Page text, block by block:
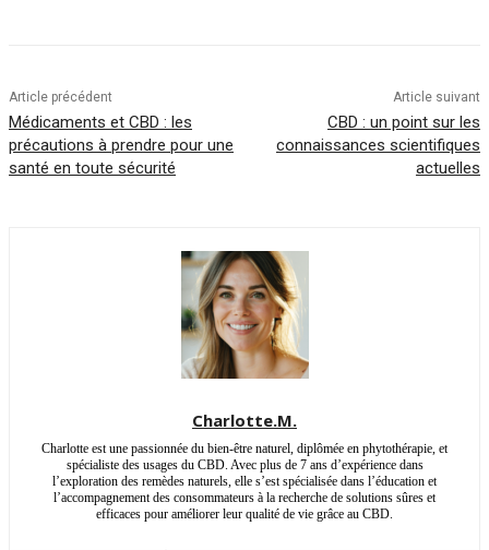
Article précédent
Médicaments et CBD : les
précautions à prendre pour une
santé en toute sécurité
Article suivant
CBD : un point sur les
connaissances scientifiques
actuelles
Charlotte.M.
Charlotte est une passionnée du bien-être naturel, diplômée en phytothérapie, et
spécialiste des usages du CBD. Avec plus de 7 ans d’expérience dans
l’exploration des remèdes naturels, elle s’est spécialisée dans l’éducation et
l’accompagnement des consommateurs à la recherche de solutions sûres et
efficaces pour améliorer leur qualité de vie grâce au CBD.